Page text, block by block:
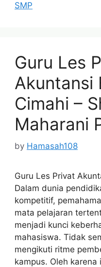
SMP
Guru Les
Akuntansi
Cimahi –
Maharani
by Hamasah108
Guru Les Privat
Dalam dunia
kompetitif,
mata pelajaran
menjadi kunci
mahasiswa. Tidak
mengikuti ritme
kampus. Oleh